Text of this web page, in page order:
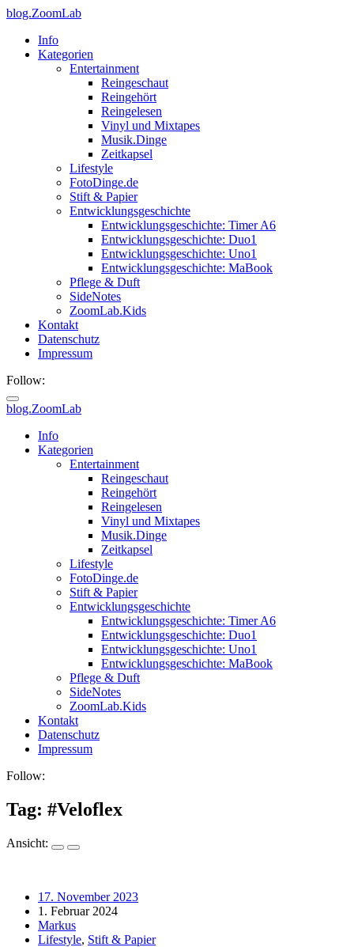
blog.ZoomLab
Info
Kategorien
Entertainment
Reingeschaut
Reingehört
Reingelesen
Vinyl und Mixtapes
Musik.Dinge
Zeitkapsel
Lifestyle
FotoDinge.de
Stift & Papier
Entwicklungsgeschichte
Entwicklungsgeschichte: Timer A6
Entwicklungsgeschichte: Duo1
Entwicklungsgeschichte: Uno1
Entwicklungsgeschichte: MaBook
Pflege & Duft
SideNotes
ZoomLab.Kids
Kontakt
Datenschutz
Impressum
Follow:
blog.ZoomLab
ZoomLab
Info
Kategorien
Entertainment
Reingeschaut
Reingehört
Reingelesen
Vinyl und Mixtapes
Musik.Dinge
Zeitkapsel
Lifestyle
FotoDinge.de
Stift & Papier
Entwicklungsgeschichte
Entwicklungsgeschichte: Timer A6
Entwicklungsgeschichte: Duo1
Entwicklungsgeschichte: Uno1
Entwicklungsgeschichte: MaBook
Pflege & Duft
SideNotes
ZoomLab.Kids
Kontakt
Datenschutz
Impressum
Follow:
Tag: #Veloflex
Ansicht:
17. November 2023
1. Februar 2024
Markus
Lifestyle, Stift & Papier